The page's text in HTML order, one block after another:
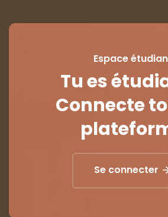
Espace
Tu es
Connecte
Se connecter